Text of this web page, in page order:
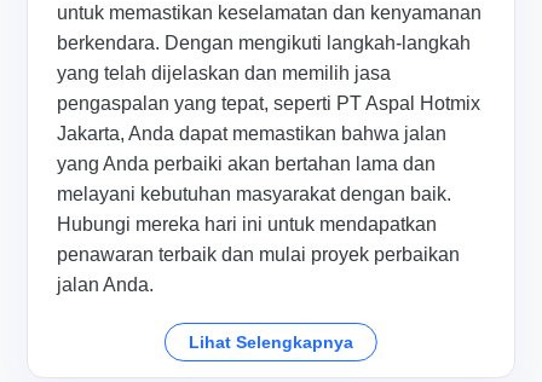
untuk memastikan keselamatan dan kenyamanan
berkendara. Dengan mengikuti langkah-langkah
yang telah dijelaskan dan memilih jasa
pengaspalan yang tepat, seperti PT Aspal Hotmix
Jakarta, Anda dapat memastikan bahwa jalan
yang Anda perbaiki akan bertahan lama dan
melayani kebutuhan masyarakat dengan baik.
Hubungi mereka hari ini untuk mendapatkan
penawaran terbaik dan mulai proyek perbaikan
jalan Anda.
Lihat Selengkapnya